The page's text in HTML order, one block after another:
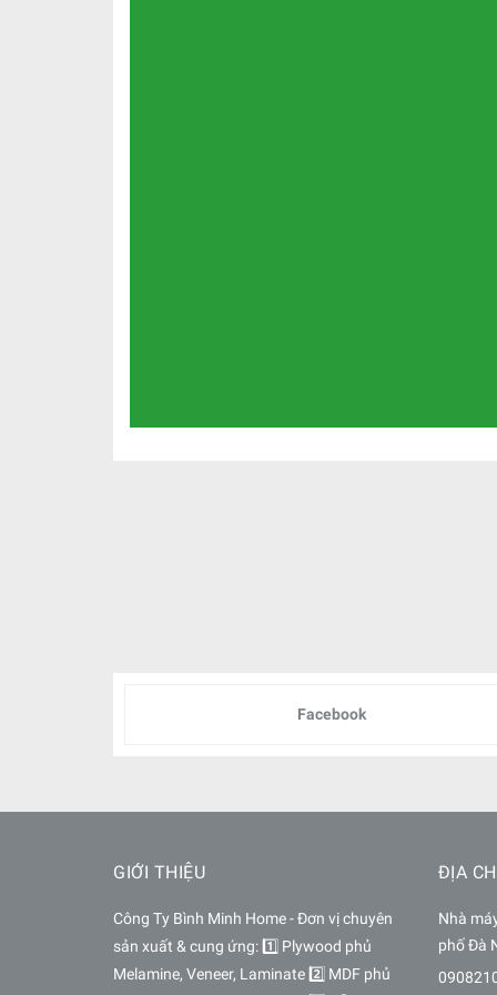
Facebook
GIỚI THIỆU
Công Ty Bình Minh Home - Đơn vị chuyên
sản xuất & cung ứng: 1️⃣ Plywood phủ
Melamine, Veneer, Laminate 2️⃣ MDF phủ
ĐỊA
Nhà
phố Đà